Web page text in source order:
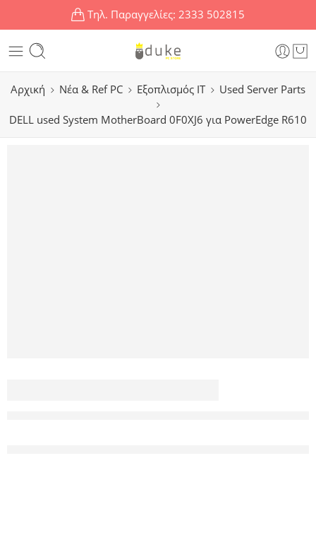
Τηλ. Παραγγελίες: 2333 502815
Αρχική Νέα & Ref PC Εξοπλισμός IT Used Server Parts
DELL used System MotherBoard 0F0XJ6 για PowerEdge R610